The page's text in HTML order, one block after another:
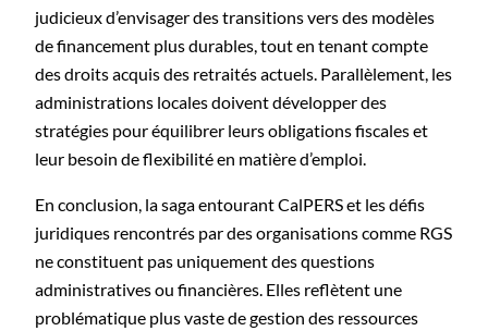
judicieux d’envisager des transitions vers des modèles
de financement plus durables, tout en tenant compte
des droits acquis des retraités actuels. Parallèlement, les
administrations locales doivent développer des
stratégies pour équilibrer leurs obligations fiscales et
leur besoin de flexibilité en matière d’emploi.
En conclusion, la saga entourant CalPERS et les défis
juridiques rencontrés par des organisations comme RGS
ne constituent pas uniquement des questions
administratives ou financières. Elles reflètent une
problématique plus vaste de gestion des ressources